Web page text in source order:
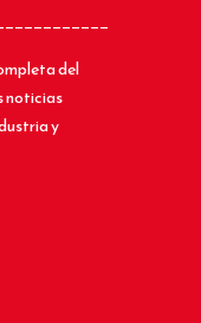
del
noticias
y